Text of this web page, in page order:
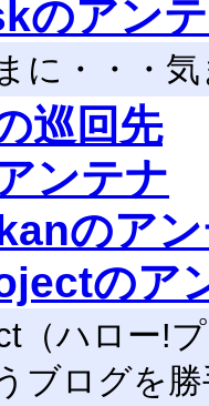
のアン
に・・・
巡回先
ンテナ
のア
のア
（ハロー!
ブログを